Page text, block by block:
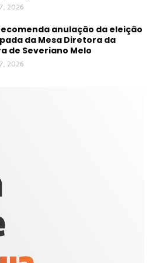
2026
anulação da eleição
da Mesa Diretora da
de Severiano Melo
2026